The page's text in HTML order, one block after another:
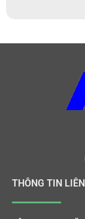
THÔNG TIN